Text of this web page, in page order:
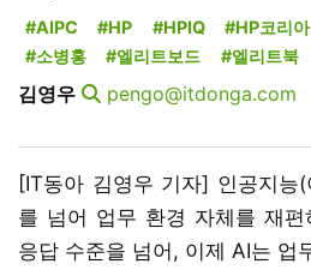
#AIPC #HP #HPIQ #HP코리아
#소병홍
#엘리트보드 #엘리트북
김영우 pengo@itdonga.com
[IT동아 김영우 기자] 인공지능
를 넘어 업무 환경 자체를 재
응답 수준을 넘어, 이제 AI는 업